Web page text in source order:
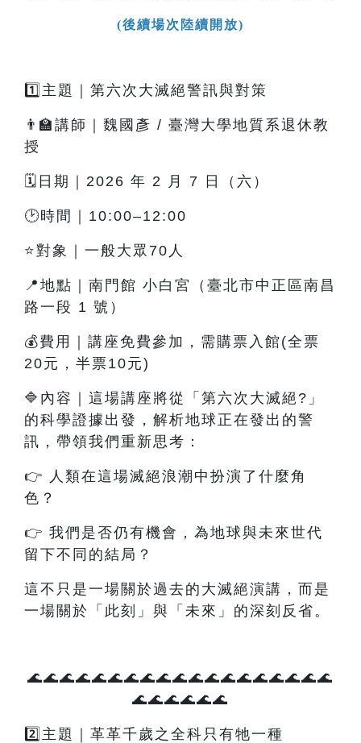
(後續場次陸續開放)
1️⃣主題｜第六次大滅絕警訊與對策
👨‍🏫講師｜魏國彥 / 臺灣大學地質系退休教
授
🗓️日期｜2026 年 2 月 7 日（六）
🕑時間｜10:00–12:00
⭐對象｜一般大眾70人
📍地點｜南門館 小白宮（臺北市中正區南昌
路一段 1 號）
💰費用｜講座免費參加，需購票入館(全票
20元，半票10元)
🔷內容 ｜這場講座將從「第六次大滅絕?」
的科學證據出發，解析地球正在發出的警
訊，帶領我們重新思考：
👉 人類在這場滅絕浪潮中扮演了什麼角
色？
👉 我們是否仍有機會，為地球與未來世代
留下不同的結局？
這不只是一場關於過去的大滅絕演講，而是
一場關於「此刻」與「未來」的深刻反省。
🌊🌊🌊🌊🌊🌊🌊🌊🌊🌊🌊🌊🌊🌊🌊🌊🌊🌊🌊
🌊🌊🌊🌊🌊🌊
2️⃣主題｜革革千歲之全科只有牠一種